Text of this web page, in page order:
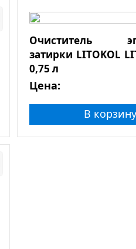
Очиститель
затирки LITOKOL
0,75 л
Цена:
В корзину